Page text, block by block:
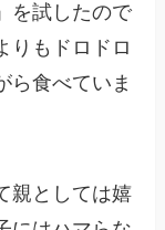
を試したので
りもドロドロ
ら食べていま
親としては嬉